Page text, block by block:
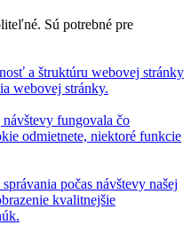
Sú potrebné pre
a štruktúru webovej stránky
webovej stránky.
návštevy fungovala čo
odmietnete, niektoré funkcie
počas návštevy našej
kvalitnejšie